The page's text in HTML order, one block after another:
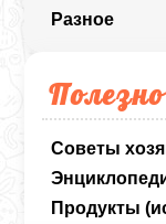
Разное
Советы
Продукты